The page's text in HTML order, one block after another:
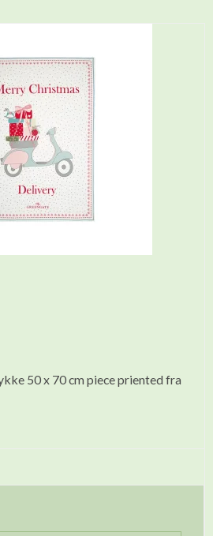
50 x 70 cm piece priented fra